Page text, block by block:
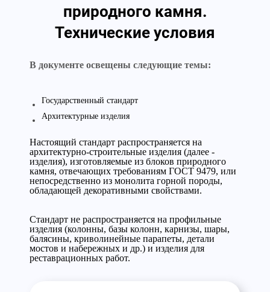
природного камня.
Технические условия
В документе освещены следующие темы:
Государственный стандарт
Архитектурные изделия
Настоящий стандарт распространяется на
архитектурно-строительные изделия (далее -
изделия), изготовляемые из блоков природного
камня, отвечающих требованиям ГОСТ 9479, или
непосредственно из монолита горной породы,
обладающей декоративными свойствами.
Стандарт не распространяется на профильные
изделия (колонны, базы колонн, карнизы, шары,
балясины, криволинейные парапеты, детали
мостов и набережных и др.) и изделия для
реставрационных работ.